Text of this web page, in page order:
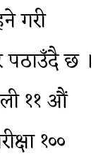
गरी
पठाउँदै छ ।
११ औं
१००